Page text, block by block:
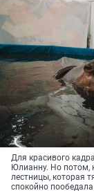
Для красивого
Юлианну. Но потом,
лестницы, которая
спокойно пообедала